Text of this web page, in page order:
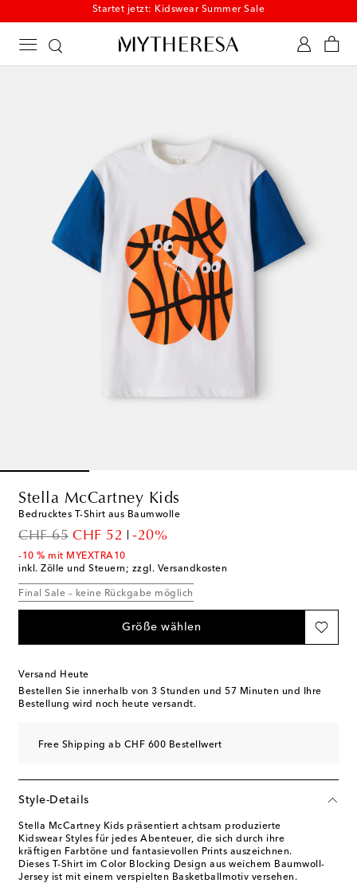
Startet jetzt: Kidswear Summer Sale
Stella McCartney Kids
Bedrucktes T-Shirt aus Baumwolle
CHF 65
original price
CHF 52
discount price
-20%
-10 % mit MYEXTRA10
inkl. Zölle und Steuern; zzgl. Versandkosten
Final Sale – keine Rückgabe möglich
Größe wählen
Versand Heute
Bestellen Sie innerhalb von 3 Stunden und 57 Minuten und Ihre
Bestellung wird noch heute versandt.
Free Shipping ab CHF 600 Bestellwert
Style-Details
Stella McCartney Kids präsentiert achtsam produzierte
Kidswear Styles für jedes Abenteuer, die sich durch ihre
kräftigen Farbtöne und fantasievollen Prints auszeichnen.
Dieses T-Shirt im Color Blocking Design aus weichem Baumwoll-
Jersey ist mit einem verspielten Basketballmotiv versehen.